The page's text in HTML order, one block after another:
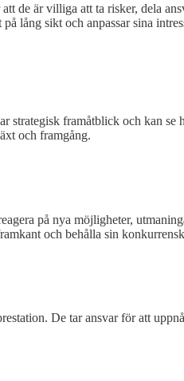
de är villiga att ta risker, dela
lång sikt och anpassar sina
strategisk framåtblick och kan se
och framgång.
på nya möjligheter,
och behålla sin
De tar ansvar för att